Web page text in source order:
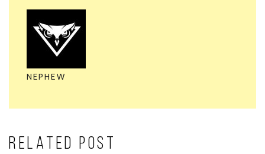
NEPHEW
RELATED POST